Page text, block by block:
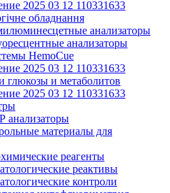
обладнання
анализаторы
анализаторы
HemoCue
глюкозы и метаболитов
анализаторы
материалы для
реагенты
реактивы
контроли